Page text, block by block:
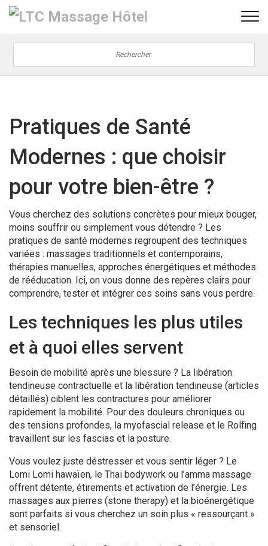
Pratiques de Santé
Modernes : que choisir
pour votre bien-être ?
Vous cherchez des solutions concrètes pour mieux bouger,
moins souffrir ou simplement vous détendre ? Les
pratiques de santé modernes regroupent des techniques
variées : massages traditionnels et contemporains,
thérapies manuelles, approches énergétiques et méthodes
de rééducation. Ici, on vous donne des repères clairs pour
comprendre, tester et intégrer ces soins sans vous perdre.
Les techniques les plus utiles
et à quoi elles servent
Besoin de mobilité après une blessure ? La libération
tendineuse contractuelle et la libération tendineuse (articles
détaillés) ciblent les contractures pour améliorer
rapidement la mobilité. Pour des douleurs chroniques ou
des tensions profondes, la myofascial release et le Rolfing
travaillent sur les fascias et la posture.
Vous voulez juste déstresser et vous sentir léger ? Le
Lomi Lomi hawaïen, le Thai bodywork ou l’amma massage
offrent détente, étirements et activation de l’énergie. Les
massages aux pierres (stone therapy) et la bioénergétique
sont parfaits si vous cherchez un soin plus « ressourçant »
et sensoriel.